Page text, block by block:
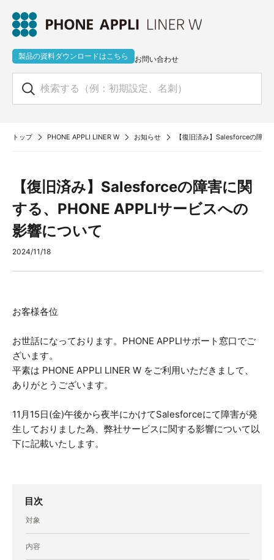
製品の資料ダウンロードはこちら お問い合わせ
トップ PHONE APPLI LINER W お知らせ 【復旧済み】Salesforceの障
【復旧済み】Salesforceの障害に関
する、PHONE APPLIサービスへの
影響について
2024/11/18
お客様各位
お世話になっております。PHONE APPLIサポート窓口でご
ざいます。
平素は PHONE APPLI LINER W をご利用いただきまして、
ありがとうございます。
11月15日(金)午後から夜半にかけてSalesforceにて障害が発
生しておりました為、弊社サービスに関する影響について以
下に記載いたします。
目次
対象
内容